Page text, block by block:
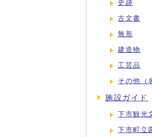
史跡
古文書
無形
建造物
工芸品
その他（
施設ガイド
下市観光
下市町立